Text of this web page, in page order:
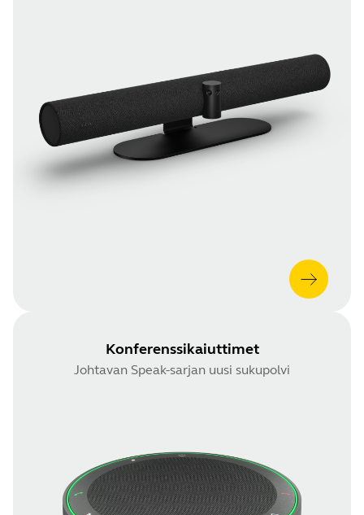
Konferenssikaiuttimet
Johtavan Speak-sarjan uusi sukupolvi